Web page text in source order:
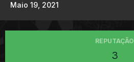
Maio 19, 2021
REPUTAÇÃO
3